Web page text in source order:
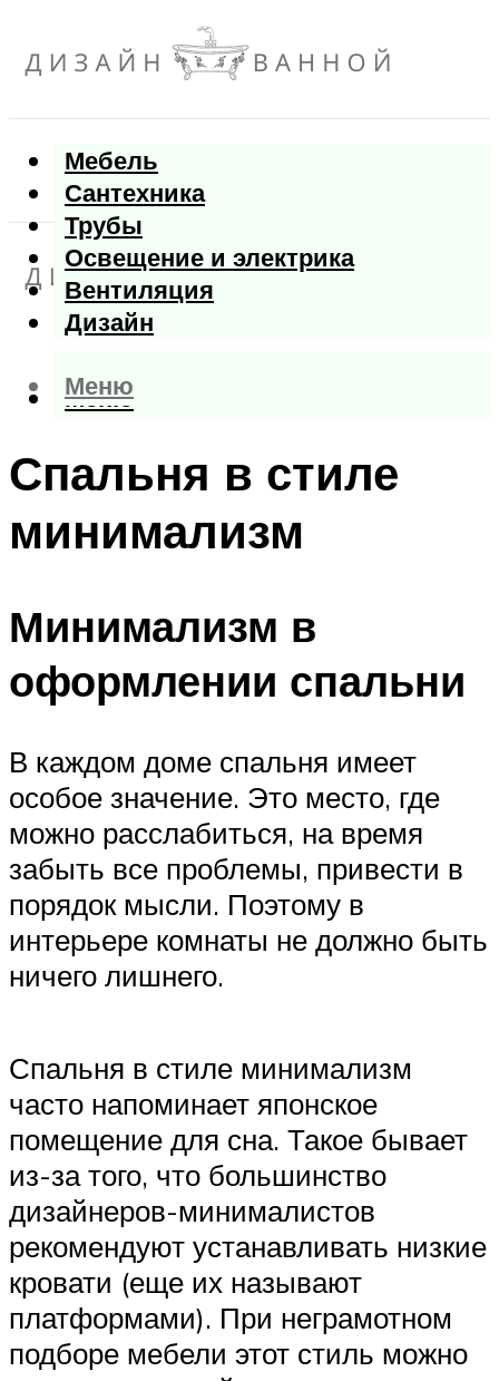
Мебель
Сантехника
Трубы
Освещение и электрика
Вентиляция
Дизайн
Меню
Меню
Спальня в стиле
минимализм
Минимализм в
оформлении спальни
В каждом доме спальня имеет
особое значение. Это место, где
можно расслабиться, на время
забыть все проблемы, привести в
порядок мысли. Поэтому в
интерьере комнаты не должно быть
ничего лишнего.
Спальня в стиле минимализм
часто напоминает японское
помещение для сна. Такое бывает
из-за того, что большинство
дизайнеров-минималистов
рекомендуют устанавливать низкие
кровати (еще их называют
платформами). При неграмотном
подборе мебели этот стиль можно